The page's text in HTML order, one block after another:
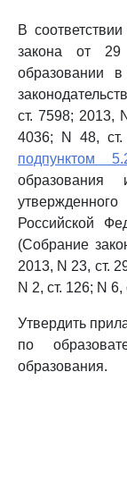
В
закона от
образовании
ст. 7598; 2013,
4036; N 48,
подпунктом
образования
Российской
(Собрание
2013, N 23, ст.
N 2, ст. 126; N
Утвердить
по
образования.